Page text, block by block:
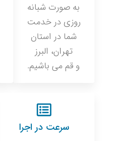
به صورت شبانه
روزی در خدمت
شما در استان
تهران، البرز
و قم می باشیم.
سرعت در اجرا